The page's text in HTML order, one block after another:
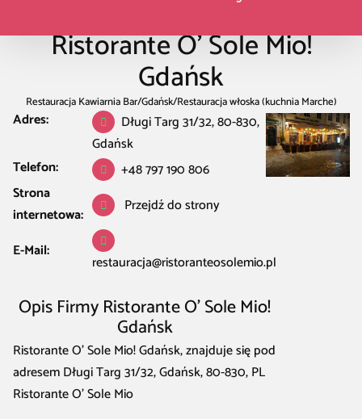
Ristorante O’ Sole Mio!
Gdańsk
Restauracja Kawiarnia Bar/Gdańsk/Restauracja włoska (kuchnia Marche)
w Gdańsk/Ristorante O’ Sole Mio! Gdańsk
Adres:
Długi Targ 31/32, 80-830,
Gdańsk
Telefon:
+48 797 190 806
Strona
internetowa:
Przejdź do strony
E-Mail:
restauracja@ristoranteosolemio.pl
Opis Firmy Ristorante O’ Sole Mio!
Gdańsk
Ristorante O’ Sole Mio! Gdańsk, znajduje się pod
adresem Długi Targ 31/32, Gdańsk, 80-830, PL
Ristorante O’ Sole Mio